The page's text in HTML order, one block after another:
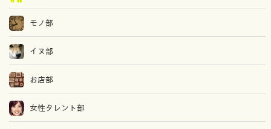
モノ部
イヌ部
お店部
女性タレント部